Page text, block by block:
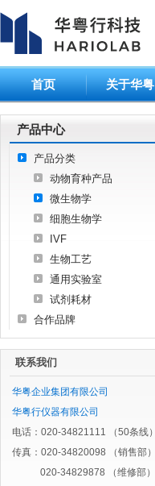
首页 关于华粤
产品中心
产品分类
动物育种产品
微生物学
细胞生物学
IVF
生物工艺
通用实验室
试剂耗材
合作品牌
联系我们
华粤企业集团有限公司
华粤行仪器有限公司
电话：020-34821111 （50条线）
传真：020-34820098 （销售部）
020-34829878 （维修部）